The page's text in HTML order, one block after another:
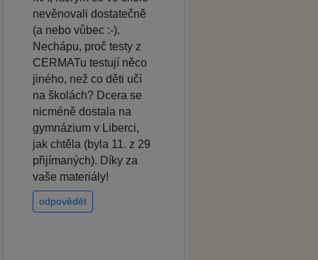
nevěnovali dostatečně
(a nebo vůbec :-).
Nechápu, proč testy z
CERMATu testují něco
jiného, než co děti učí
na školách? Dcera se
nicméně dostala na
gymnázium v Liberci,
jak chtěla (byla 11. z 29
přijímaných). Díky za
vaše materiály!
odpovědět